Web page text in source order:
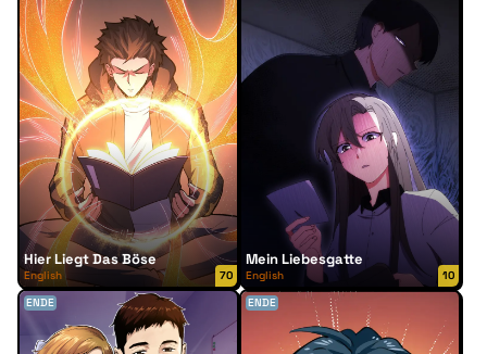
Hier Liegt Das Böse
English 70
Mein Liebesgatte
English
10
ENDE
ENDE